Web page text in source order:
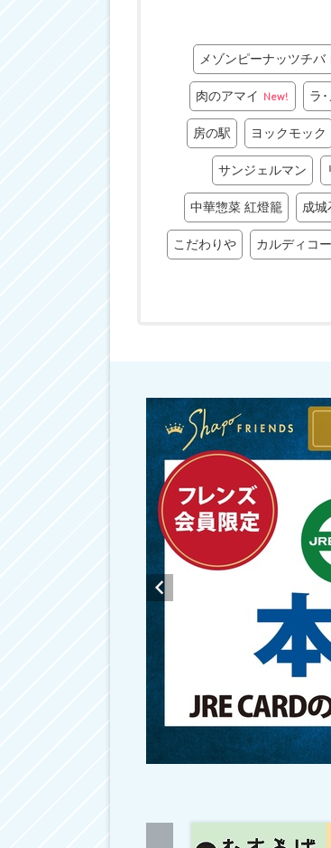
メゾンピーナッツチバ
肉のアマイ New! ラ
房の駅 ヨックモック
サンジェルマン
中華惣菜 紅燈籠 成城
こだわりや カルディコ